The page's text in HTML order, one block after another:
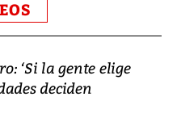
‘Si la gente elige
deciden